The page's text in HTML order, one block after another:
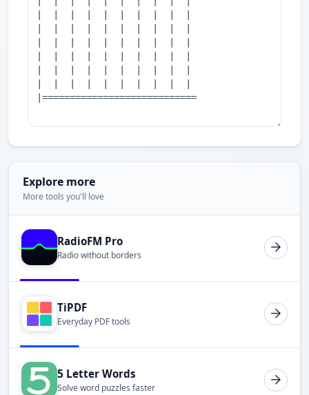
Explore more
More tools you'll love
RadioFM Pro
Radio without borders
TiPDF
Everyday PDF tools
5 Letter Words
Solve word puzzles faster